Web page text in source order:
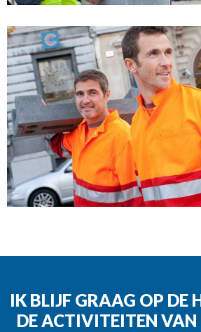
IK BLIJF GRAAG OP DE
DE ACTIVITEITEN